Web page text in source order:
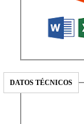
DATOS TÉCNICOS